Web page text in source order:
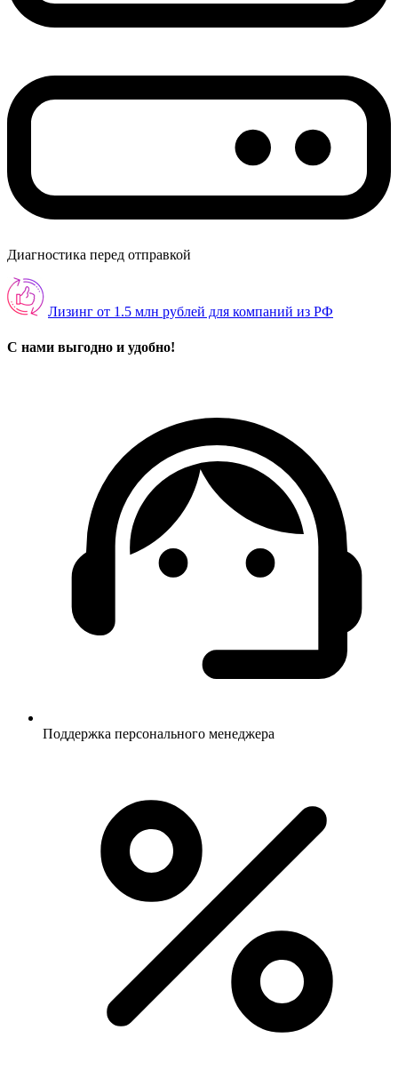
Диагностика перед отправкой
Лизинг от 1.5 млн рублей для компаний из РФ
С нами выгодно и удобно!
Поддержка персонального менеджера